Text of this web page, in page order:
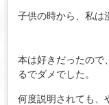
子供の時から、私は
本は好きだったので
るでダメでした。
何度説明されても、